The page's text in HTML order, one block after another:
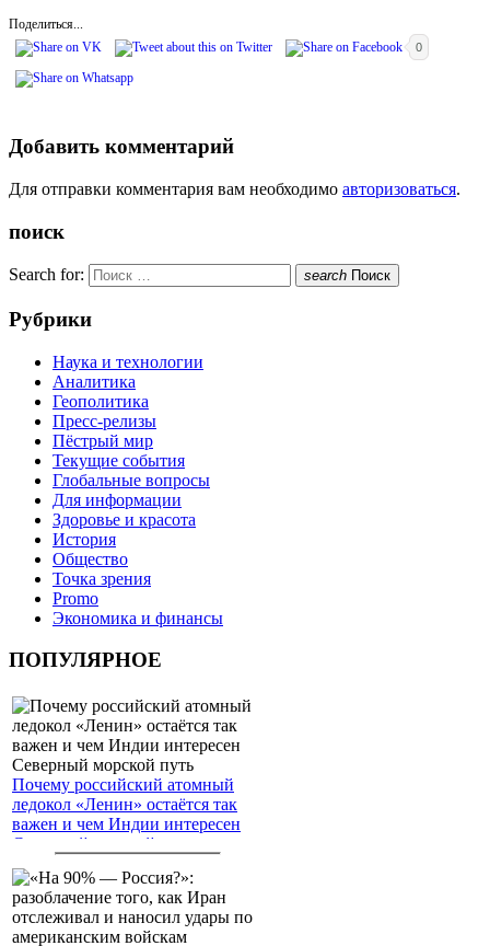
Поделиться...
0
Добавить комментарий
Для отправки комментария вам необходимо авторизоваться.
поиск
Search for: search Поиск
Рубрики
Наука и технологии
Аналитика
Геополитика
Пресс-релизы
Пёстрый мир
Текущие события
Глобальные вопросы
Для информации
Здоровье и красота
История
Общество
Точка зрения
Promo
Экономика и финансы
ПОПУЛЯРНОЕ
Почему российский атомный
ледокол «Ленин» остаётся так
важен и чем Индии интересен
Северный морской путь